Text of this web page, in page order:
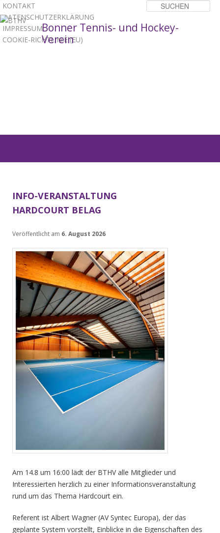
KONTAKT
DATENSCHUTZERKLÄRUNG
IMPRESSUM
COOKIE-RICHTLINIE (EU)
Bonner Tennis- und Hockey-
Verein
1 2 3
SPRINGEN
SPRINGEN
INFO-VERANSTALTUNG
HARDCOURT BELAG
Veröffentlicht am 6. August 2026
Am 14.8 um 16:00 lädt der BTHV alle Mitglieder und
Interessierten herzlich zu einer Informationsveranstaltung
rund um das Thema Hardcourt ein.
Referent ist Albert Wagner (AV Syntec Europa), der das
geplante System vorstellt, Einblicke in die Eigenschaften des